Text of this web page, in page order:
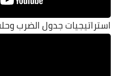
استراتيجيات جدول الضرب